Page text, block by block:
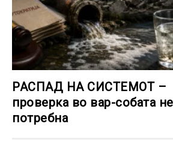
РАСПАД НА СИСТЕМОТ –
проверка во вар-собата
потребна